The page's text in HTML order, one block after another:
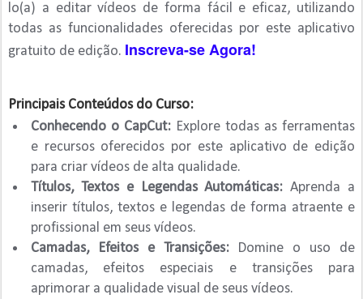
lo(a) a editar vídeos de forma fácil e eficaz, utilizando
todas as funcionalidades oferecidas por este aplicativo
gratuito de edição. Inscreva-se Agora!
Principais Conteúdos do Curso:
Conhecendo o CapCut: Explore todas as ferramentas
e recursos oferecidos por este aplicativo de edição
para criar vídeos de alta qualidade.
Títulos, Textos e Legendas Automáticas: Aprenda a
inserir títulos, textos e legendas de forma atraente e
profissional em seus vídeos.
Camadas, Efeitos e Transições:Domine o uso de
camadas, efeitos especiais e transições para
aprimorar a qualidade visual de seus vídeos.